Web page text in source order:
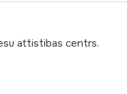
attistibas centrs.